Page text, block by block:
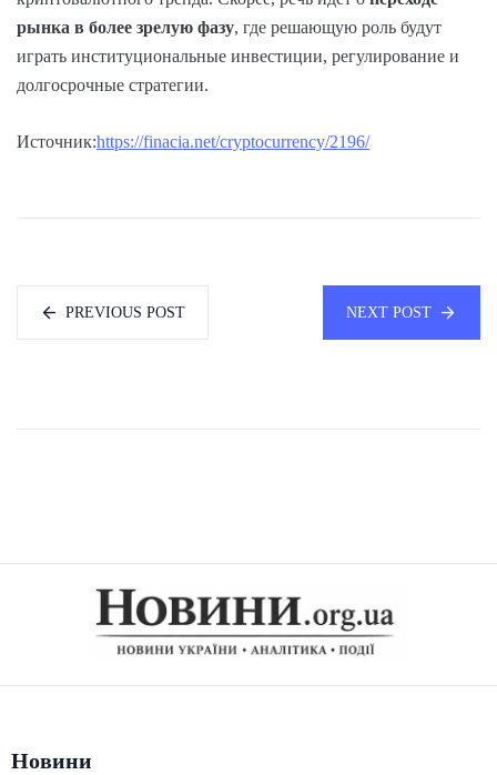
рынка в более зрелую фазу, где решающую роль будут
играть институциональные инвестиции, регулирование и
долгосрочные стратегии.
Источник:https://finacia.net/cryptocurrency/2196/
PREVIOUS POST NEXT POST
Новини